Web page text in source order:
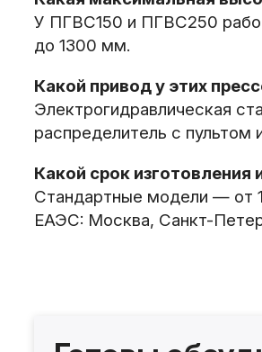
У ПГВС150 и ПГВС250
до 1300 мм.
Какой привод у этих
Электрогидравлическая
распределитель с
Какой срок изготовления
Стандартные модели — от
ЕАЭС: Москва, Санкт-